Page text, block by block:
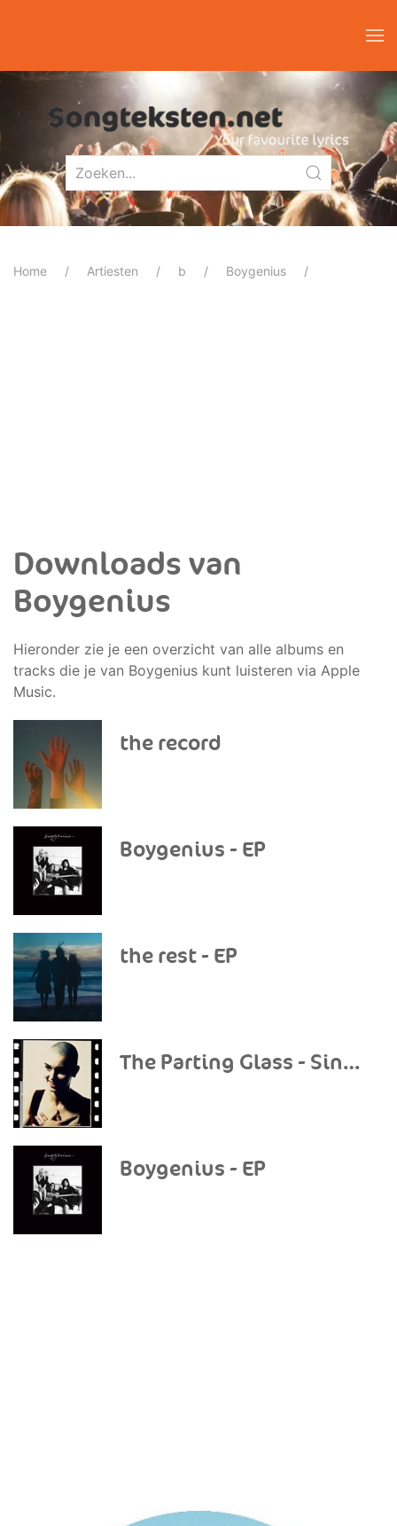
Home Artiesten b Boygenius
Downloads van
Boygenius
Hieronder zie je een overzicht van alle albums en
tracks die je van Boygenius kunt luisteren via Apple
Music.
the record
Boygenius - EP
the rest - EP
The Parting Glass - Single
Boygenius - EP